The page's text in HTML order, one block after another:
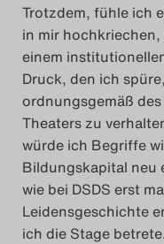
Trotzdem, fühle ich
in mir
einem
Druck, den ich
ordnungsgemäß
Theaters zu
würde ich Begriffe
Bildungskapital neu
wie bei DSDS erst
Leidensgeschichte
ich die Stage